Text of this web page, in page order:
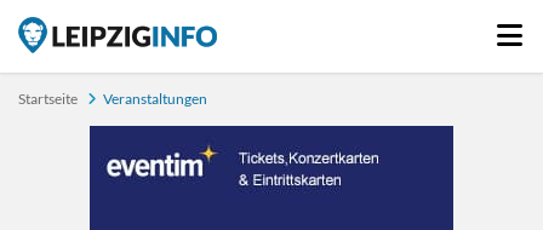
Startseite Veranstaltungen